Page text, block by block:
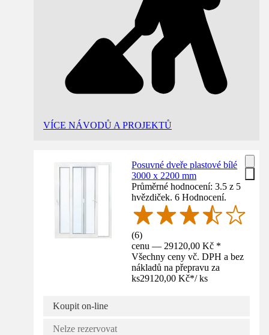
VÍCE NÁVODŮ A PROJEKTŮ
Posuvné dveře plastové bílé
3000 x 2200 mm
Průměrné hodnocení: 3.5 z 5
hvězdiček. 6 Hodnocení.
(6)
cenu — 29120,00 Kč *
Všechny ceny vč. DPH a bez
nákladů na přepravu za
ks29120,00 Kč*/ ks
Koupit on-line
Nelze rezervovat